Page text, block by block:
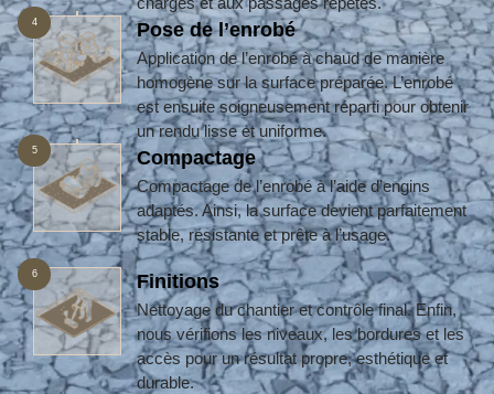
4 Pose de l’enrobé
Application de l’enrobé à chaud de manière
homogène sur la surface préparée. L’enrobé
est ensuite soigneusement réparti pour obtenir
un rendu lisse et uniforme.
5 Compactage
Compactage de l’enrobé à l’aide d’engins
adaptés. Ainsi, la surface devient parfaitement
stable, résistante et prête à l’usage.
6 Finitions
Nettoyage du chantier et contrôle final. Enfin,
nous vérifions les niveaux, les bordures et les
accès pour un résultat propre, esthétique et
durable.